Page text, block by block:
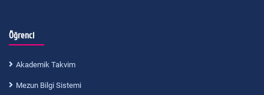
Öğrenci
Akademik Takvim
Mezun Bilgi Sistemi